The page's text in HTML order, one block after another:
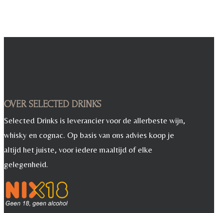
€ 20,00.
OVER SELECTED DRINKS
Selected Drinks is leverancier voor de allerbeste wijn,
whisky en cognac. Op basis van ons advies koop je
altijd het juiste, voor iedere maaltijd of elke
gelegenheid.